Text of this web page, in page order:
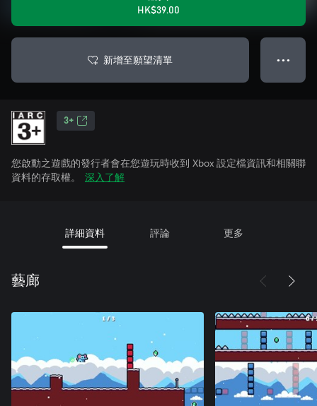
HK$39.00
新增至願望清單 ● ● ●
3+
您啟動之遊戲的發行者會在您遊玩時收到 Xbox 設定檔資訊和相關聯
資料的存取權。
深入了解
詳細資料 評論 更多
藝廊